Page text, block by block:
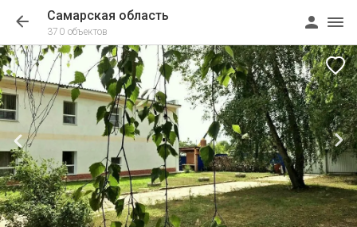
Самарская область
370 объектов